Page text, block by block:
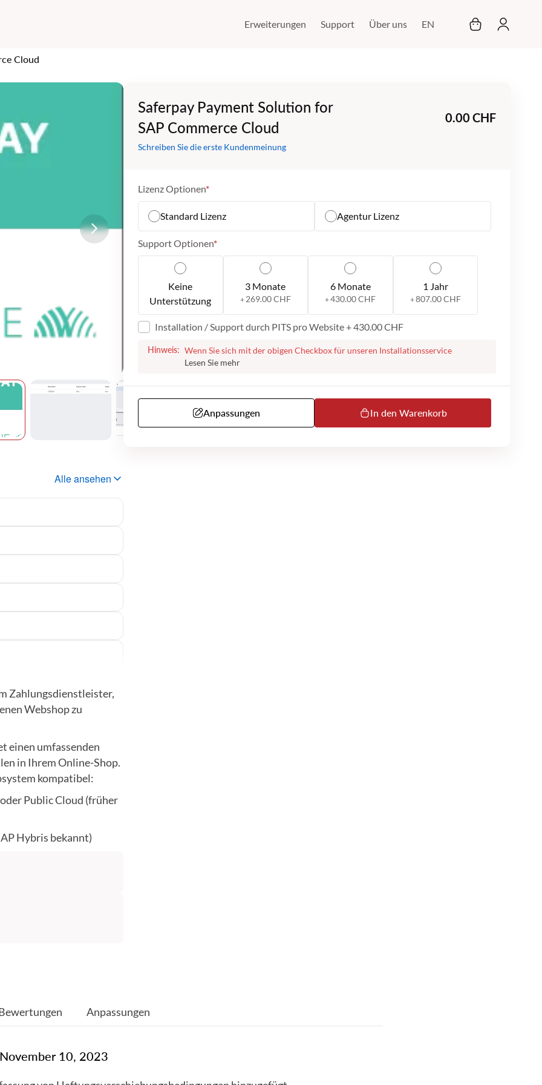
Mein
EN
Erweiterungen Support Über uns
Cloud
Zahlungsdienstleister,
Webshop zu
einen umfassenden
in Ihrem Online-Shop.
kompatibel:
Public Cloud (früher
Hybris bekannt)
Alle ansehen
Saferpay Payment Solution for
SAP Commerce Cloud
0.00 CHF
Schreiben Sie die erste Kundenmeinung
Lizenz Optionen
Standard Lizenz Agentur Lizenz
Support Optionen
Keine
Unterstützung
3 Monate
+ 269.00 CHF
6 Monate
+430.00 CHF
1 Jahr
+807.00 CHF
Installation / Support durch PITS pro Website+430.00 CHF
Hinweis: Wenn Sie sich mit der obigen Checkbox für unseren Installationsservice
entscheiden, helfen wir Ihnen bei der Installation des plugins auf Ihrer Website.
Schritten fortzufahren. Es besteht z.B. die Möglichkeit eine Remote-Sitzung per
Microsoft Teams durchzuführen. Auch werden wir zusätzliche Informationen
von Ihnen benötigen, um die Installation durchführen zu können (z.B. Logins,
daten, etc...). Bitte beachten Sie beim Kauf auch, dass wir keinen telefonischen
Anpassungen In den Warenkorb
10, 2023
Anpassungen